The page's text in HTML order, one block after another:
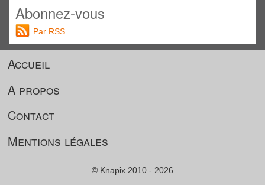
Abonnez-vous
Par RSS
Accueil
A propos
Contact
Mentions légales
© Knapix 2010 - 2026